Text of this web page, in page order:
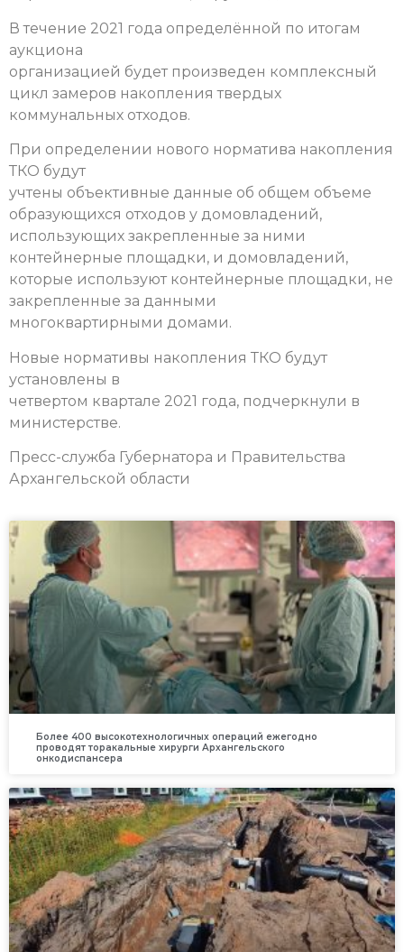
В течение 2021 года определённой по итогам
аукциона
организацией будет произведен комплексный
цикл замеров накопления твердых
коммунальных отходов.
При определении нового норматива накопления
ТКО будут
учтены объективные данные об общем объеме
образующихся отходов у домовладений,
использующих закрепленные за ними
контейнерные площадки, и домовладений,
которые используют контейнерные площадки, не
закрепленные за данными
многоквартирными домами.
Новые нормативы накопления ТКО будут
установлены в
четвертом квартале 2021 года, подчеркнули в
министерстве.
Пресс-служба Губернатора и Правительства
Архангельской области
Более 400 высокотехнологичных операций ежегодно
проводят торакальные хирурги Архангельского
онкодиспансера